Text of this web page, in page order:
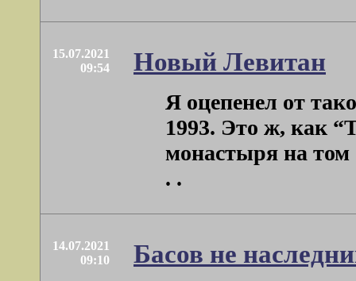
15.07.2021
09:54
Новый Левитан
Я оцепенел от
1993. Это ж, как
монастыря на том
. .
14.07.2021
09:10
Басов не